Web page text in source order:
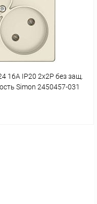
В наличии
16А IP20 2х2P без защ.
Simon 2450457-031